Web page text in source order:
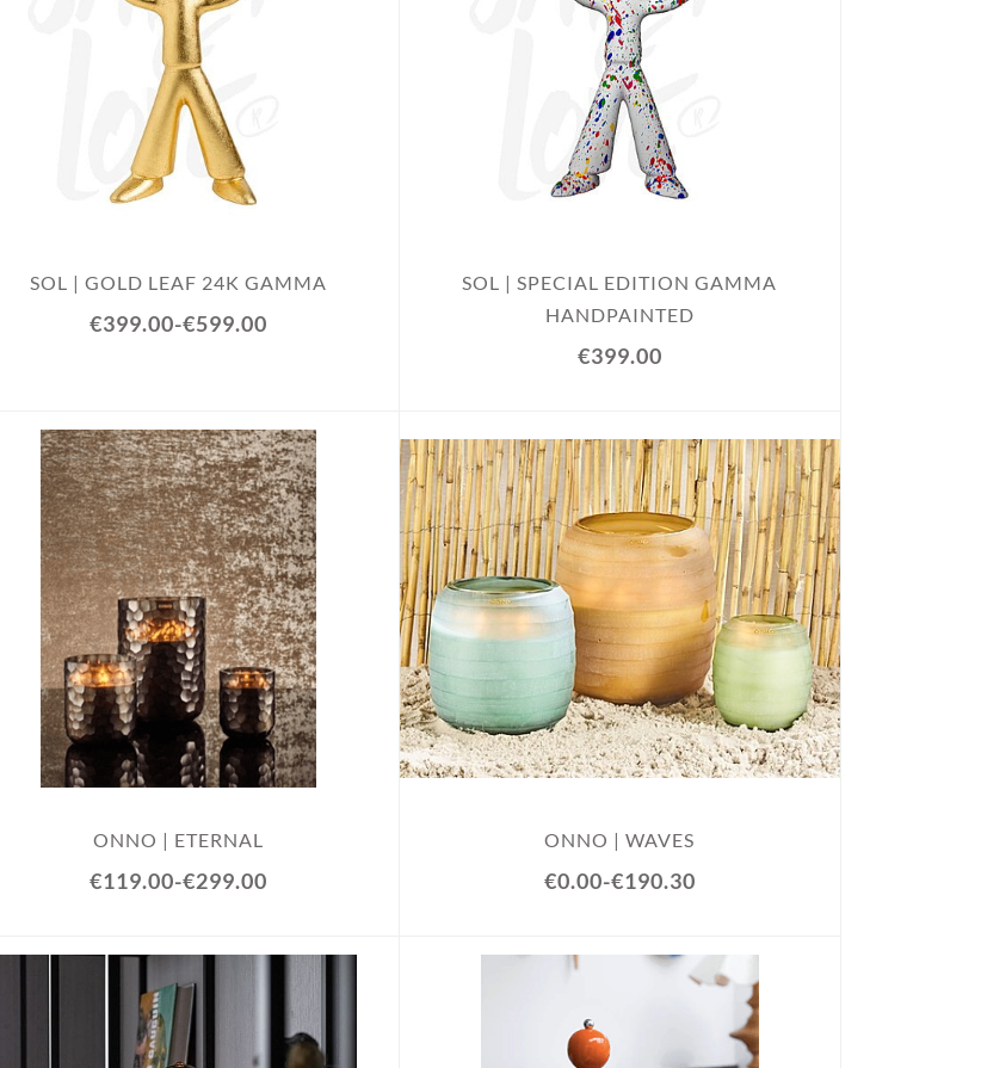
SOL | GOLD LEAF 24K GAMMA
€399.00-€599.00
SOL | SPECIAL EDITION GAMMA
HANDPAINTED
€399.00
ONNO | ETERNAL
€119.00-€299.00
ONNO | WAVES
€0.00-€190.30